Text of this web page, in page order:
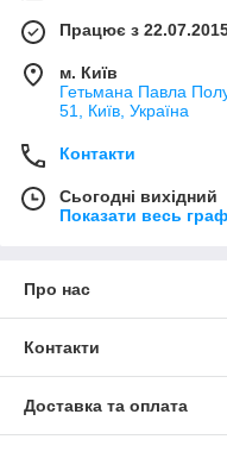
Працює з
м. Київ
Гетьмана Павла
51, Київ, Україна
Контакти
Сьогодні вихідний
Показати весь
Про нас
Контакти
Доставка та оплата